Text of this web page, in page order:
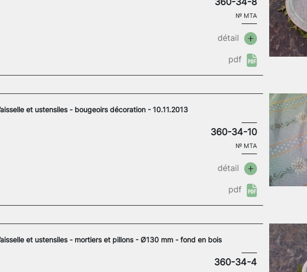
№ MTA
détail
pdf
et ustensiles - bougeoirs décoration - 10.11.2013
360-34-10
№ MTA
détail
pdf
et ustensiles - mortiers et pillons - Ø130 mm - fond en bois
360-34-4